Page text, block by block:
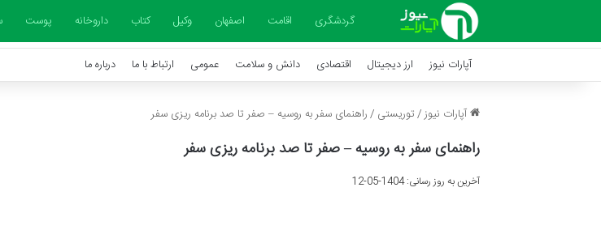
گردشگری اقامت اصفهان وکیل کتاب داروخانه پوست
آپارات نیوز ارز دیجیتال اقتصادی دانش و سلامت عمومی ارتباط با ما درباره ما
آپارات نیوز/توریستی /راهنمای سفر به روسیه – صفر تا صد برنامه ریزی سفر
راهنمای سفر به روسیه – صفر تا صد برنامه ریزی سفر
آخرین به روز رسانی: 1404-05-12